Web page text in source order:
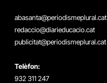
abasanta@periodismeplural.cat
redaccio@diarieducacio.cat
publicitat@periodismeplural.cat
Telèfon:
932 311 247